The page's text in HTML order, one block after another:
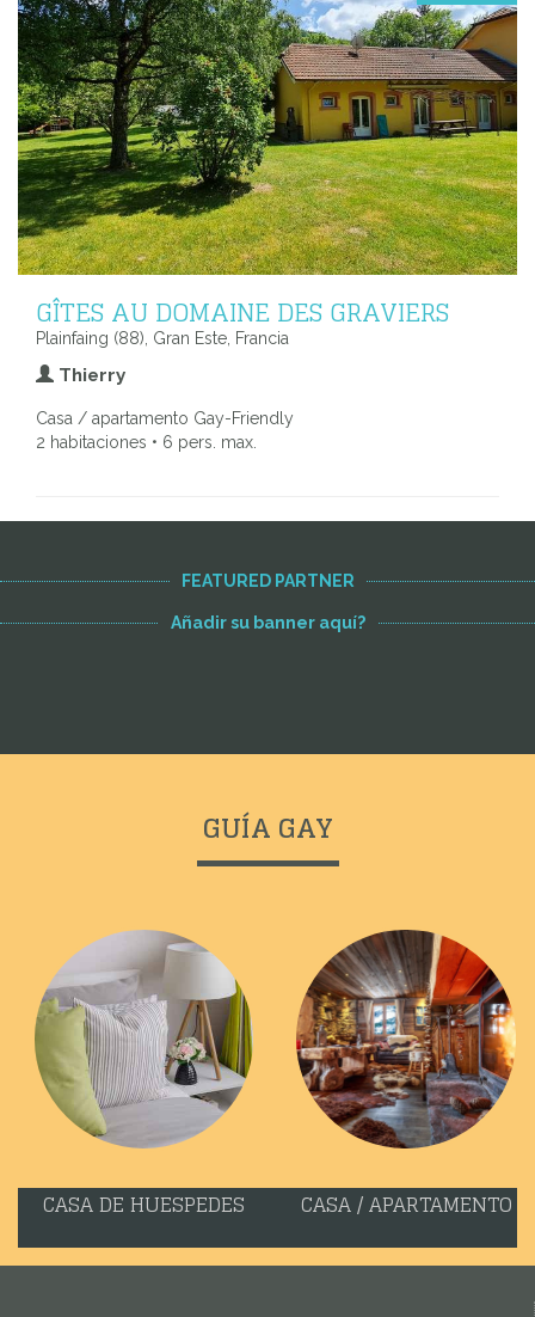
GÎTES AU DOMAINE DES GRAVIERS
Plainfaing (88), Gran Este, Francia
Thierry
Casa / apartamento Gay-Friendly
2 habitaciones • 6 pers. max.
FEATURED PARTNER
Añadir su banner aquí?
GUÍA GAY
CASA DE HUESPEDES CASA / APARTAMENTO